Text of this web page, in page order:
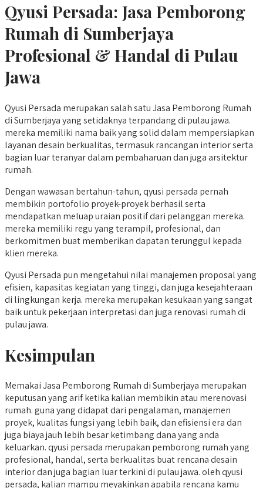
Qyusi Persada: Jasa Pemborong
Rumah di Sumberjaya
Profesional & Handal di Pulau
Jawa
Qyusi Persada merupakan salah satu Jasa Pemborong Rumah
di Sumberjaya yang setidaknya terpandang di pulau jawa.
mereka memiliki nama baik yang solid dalam mempersiapkan
layanan desain berkualitas, termasuk rancangan interior serta
bagian luar teranyar dalam pembaharuan dan juga arsitektur
rumah.
Dengan wawasan bertahun-tahun, qyusi persada pernah
membikin portofolio proyek-proyek berhasil serta
mendapatkan meluap uraian positif dari pelanggan mereka.
mereka memiliki regu yang terampil, profesional, dan
berkomitmen buat memberikan dapatan terunggul kepada
klien mereka.
Qyusi Persada pun mengetahui nilai manajemen proposal yang
efisien, kapasitas kegiatan yang tinggi, dan juga kesejahteraan
di lingkungan kerja. mereka merupakan kesukaan yang sangat
baik untuk pekerjaan interpretasi dan juga renovasi rumah di
pulau jawa.
Kesimpulan
Memakai Jasa Pemborong Rumah di Sumberjaya merupakan
keputusan yang arif ketika kalian membikin atau merenovasi
rumah. guna yang didapat dari pengalaman, manajemen
proyek, kualitas fungsi yang lebih baik, dan efisiensi era dan
juga biaya jauh lebih besar ketimbang dana yang anda
keluarkan. qyusi persada merupakan pemborong rumah yang
profesional, handal, serta berkualitas buat rencana desain
interior dan juga bagian luar terkini di pulau jawa. oleh qyusi
persada, kalian mampu meyakinkan apabila rencana kamu